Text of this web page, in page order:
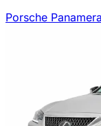
Porsche